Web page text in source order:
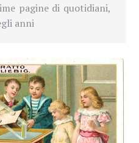
pagine di quotidiani,
anni